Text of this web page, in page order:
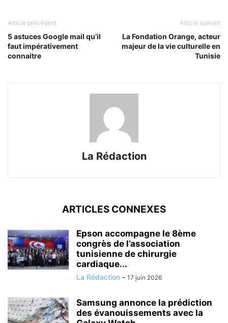
Article précédent
5 astuces Google mail qu’il
faut impérativement
connaitre
Article suivant
La Fondation Orange, acteur
majeur de la vie culturelle en
Tunisie
La Rédaction
ARTICLES CONNEXES
Epson accompagne le 8ème
congrès de l’association
tunisienne de chirurgie
cardiaque...
La Rédaction - 17 juin 2026
Samsung annonce la prédiction
des évanouissements avec la